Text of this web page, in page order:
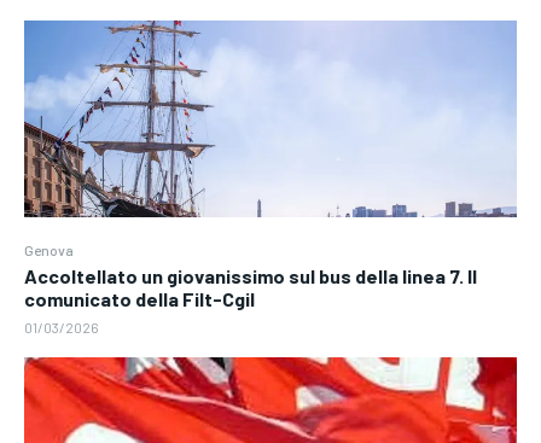
Genova
Accoltellato un giovanissimo sul bus della linea 7. Il
comunicato della Filt-Cgil
01/03/2026